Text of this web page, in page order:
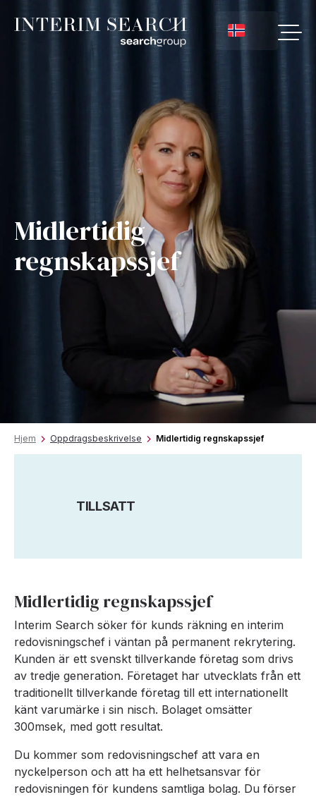
Midlertidig
regnskapssjef
Hjem Oppdragsbeskrivelse Midlertidig regnskapssjef
TILLSATT
Midlertidig regnskapssjef
Interim Search söker för kunds räkning en interim
redovisningschef i väntan på permanent rekrytering.
Kunden är ett svenskt tillverkande företag som drivs
av tredje generation. Företaget har utvecklats från ett
traditionellt tillverkande företag till ett internationellt
känt varumärke i sin nisch. Bolaget omsätter
300msek, med gott resultat.
Du kommer som redovisningschef att vara en
nyckelperson och att ha ett helhetsansvar för
redovisningen för kundens samtliga bolag. Du förser